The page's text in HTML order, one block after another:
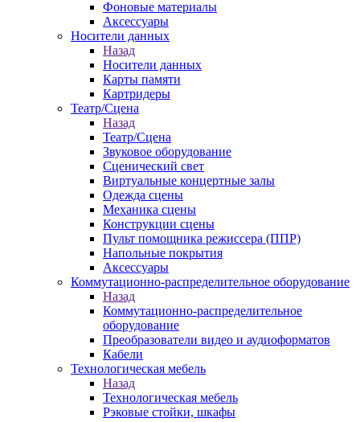
Фоновые материалы
Аксессуары
Носители данных
Назад
Носители данных
Карты памяти
Картридеры
Театр/Сцена
Назад
Театр/Сцена
Звуковое оборудование
Сценический свет
Виртуальные концертные залы
Одежда сцены
Механика сцены
Конструкции сцены
Пульт помощника режиссера (ППР)
Напольные покрытия
Аксессуары
Коммутационно-распределительное оборудование
Назад
Коммутационно-распределительное
оборудование
Преобразователи видео и аудиоформатов
Кабели
Технологическая мебель
Назад
Технологическая мебель
Рэковые стойки, шкафы